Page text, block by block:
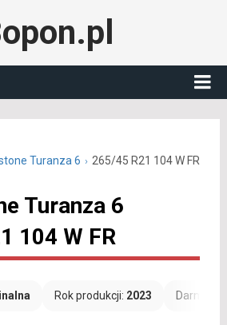
Turanza 6 265/45 R21 104 W FR
Turanza 6
104 W FR
Rok produkcji: 2023